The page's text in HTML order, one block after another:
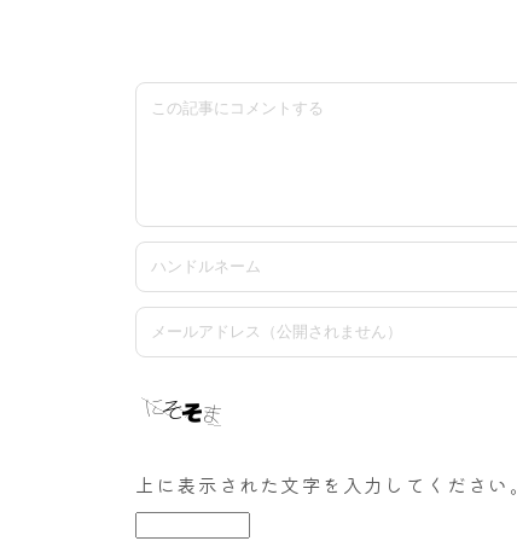
上に表示された文字を入力してください。